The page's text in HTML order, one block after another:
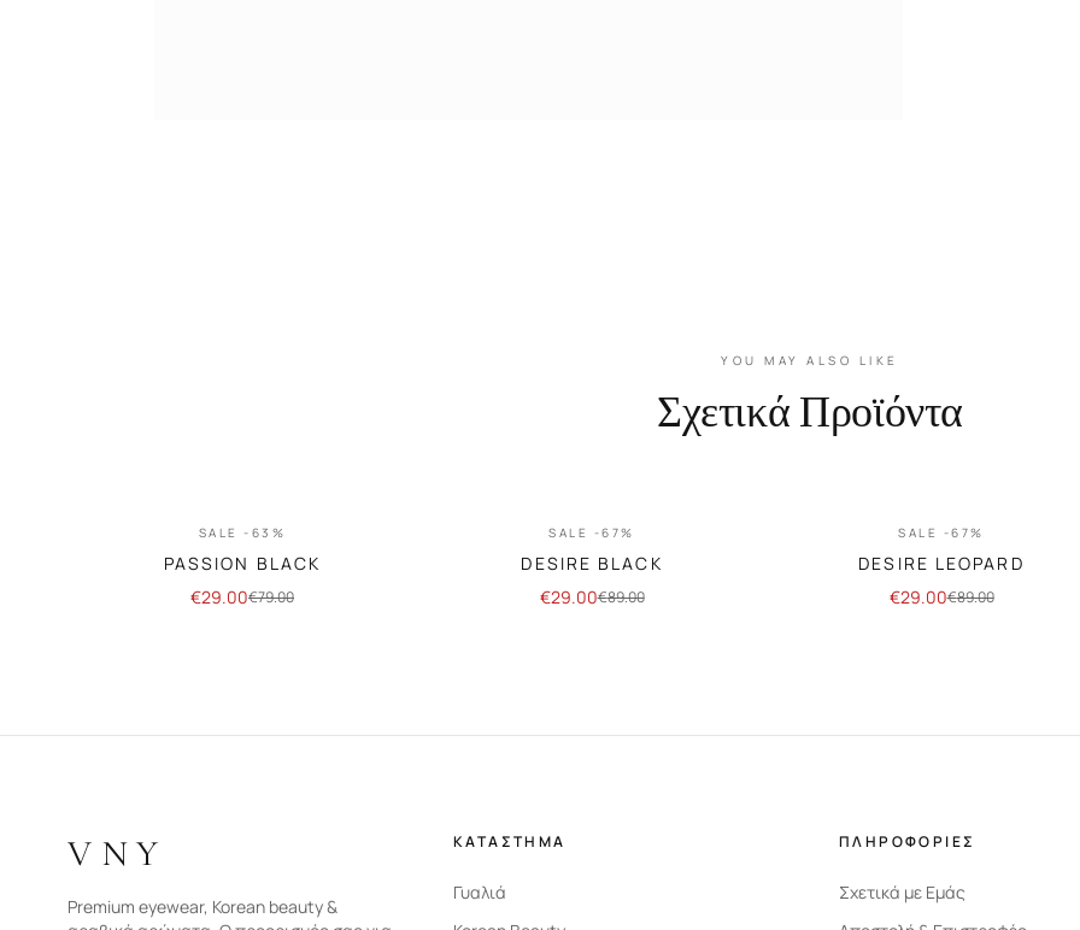
YOU MAY ALSO LIKE
Σχετικά Προϊόντα
SALE -63%
PASSION BLACK
€29.00€79.00
SALE -67%
DESIRE BLACK
€29.00€89.00
SALE -67%
DESIRE LEOPARD
€29.00€89.00
VNY
Premium eyewear, Korean beauty &
ΚΑΤΑΣΤΗΜΑ
Γυαλιά
ΠΛΗΡΟΦΟΡΙΕΣ
Σχετικά με Εμάς